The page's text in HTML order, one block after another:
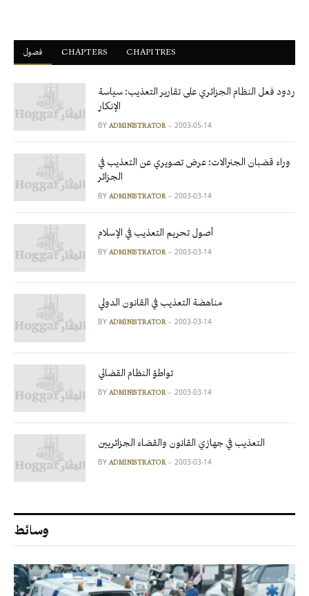
فصول ْCHAPTERS CHAPITRES
ردود فعل النظام الجزائري على تقارير التعذيب: سياسة
الإنكار
BY ADMINISTRATOR 2003-05-14
وراء قضبان الجنرالات: عرض تصويري عن التعذيب في
الجزائر
BY ADMINISTRATOR 2003-03-14
أصول تحريم التعذيب في الإسلام
BY ADMINISTRATOR 2003-03-14
مناهضة التعذيب في القانون الدولي
BY ADMINISTRATOR 2003-03-14
تواطؤ النظام القضائي
BY ADMINISTRATOR 2003-03-14
التعذيب في جهازي القانون والقضاء الجزائريين
BY ADMINISTRATOR 2003-03-14
وسائط